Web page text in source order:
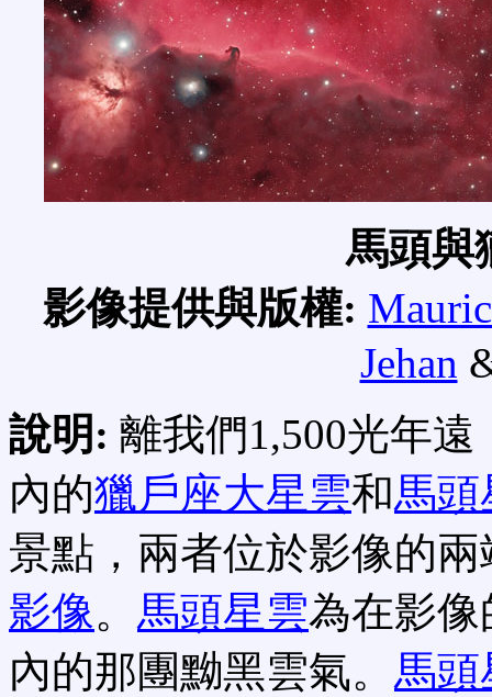
馬頭與
影像提供與版權:
Jehan
說明: 離我們1,500光年遠
內的獵戶座大星雲和馬頭
景點，兩者位於影像的
影像。 馬頭星雲為在影
內的那團黝黑雲氣。 馬頭